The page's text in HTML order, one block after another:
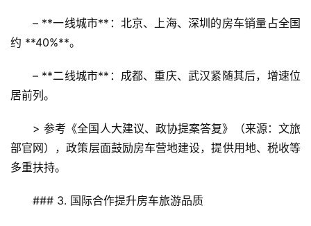
– **一线城市**：北京、上海、深圳的房车销量占全国
约 **40%**。
– **二线城市**：成都、重庆、武汉紧随其后，增速位
居前列。
> 参考《全国人大建议、政协提案答复》（来源：文旅
部官网），政策层面鼓励房车营地建设，提供用地、税收等
多重扶持。
### 3. 国际合作提升房车旅游品质